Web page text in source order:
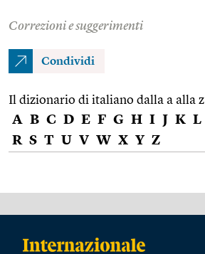
Correzioni e suggerimenti
Condividi
Il dizionario di italiano dalla a alla z
A B C D E F G H I J K L
R S T U V W X Y Z